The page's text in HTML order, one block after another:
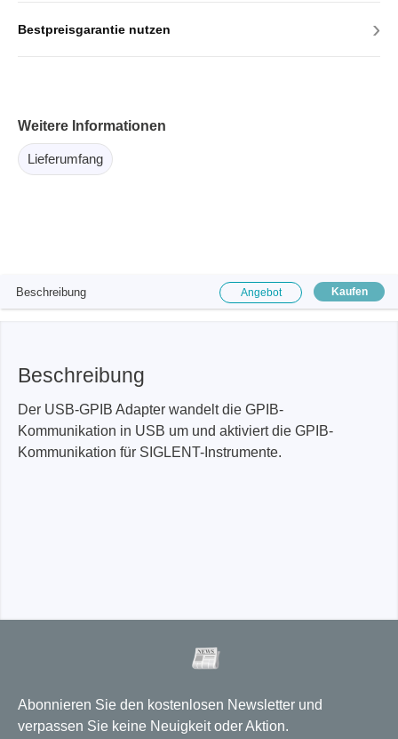
Bestpreisgarantie nutzen ›
Weitere Informationen
Lieferumfang
Beschreibung Angebot Kaufen
Beschreibung
Der USB-GPIB Adapter wandelt die GPIB-
Kommunikation in USB um und aktiviert die GPIB-
Kommunikation für SIGLENT-Instrumente.
Abonnieren Sie den kostenlosen Newsletter und
verpassen Sie keine Neuigkeit oder Aktion.